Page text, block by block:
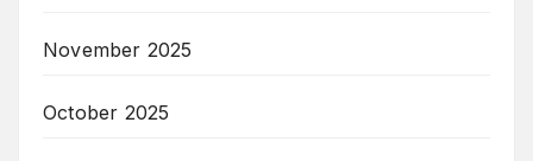
November 2025
October 2025